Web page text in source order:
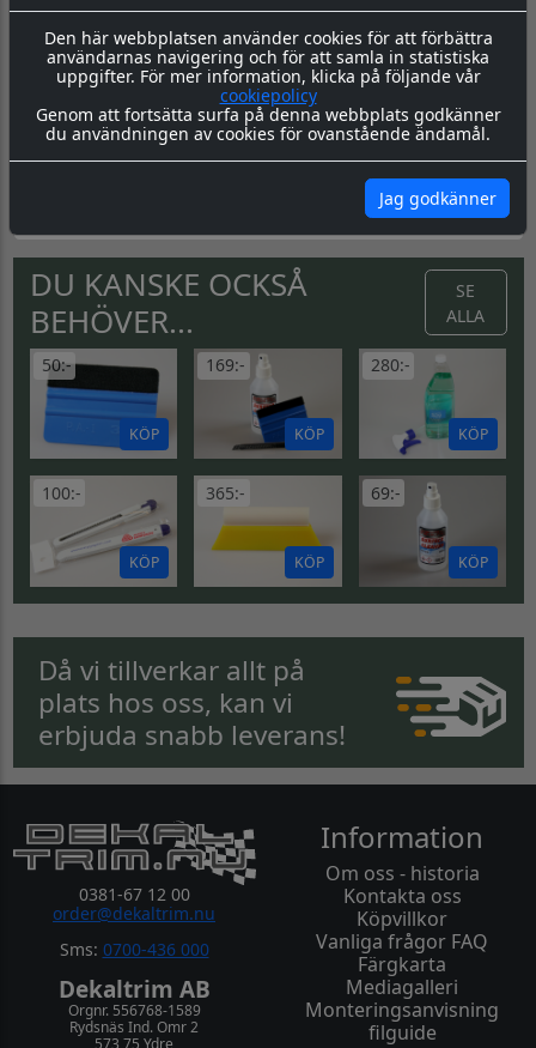
Den här webbplatsen använder cookies för att förbättra
användarnas navigering och för att samla in statistiska
uppgifter. För mer information, klicka på följande vår
cookiepolicy
Genom att fortsätta surfa på denna webbplats godkänner
du användningen av cookies för ovanstående ändamål.
Jag godkänner
Dessa skämtdekaler finns i tre varianter:
Liten70x30mm
Stor700x300mm
Datorskuren:700x300mmutanbakgrund, utskuren i vit
blank folie.
Läs igenom våra instrukioner före
DU KANSKE OCKSÅ
BEHÖVER...
SE
ALLA
50:-
KÖP
169:-
KÖP
280:-
KÖP
100:-
KÖP
365:-
KÖP
69:-
KÖP
Då vi tillverkar allt på
plats hos oss, kan vi
erbjuda snabb leverans!
0381-67 12 00
order@dekaltrim.nu
Sms: 0700-436 000
Dekaltrim AB
Orgnr. 556768-1589
Rydsnäs Ind. Omr 2
573 75 Ydre
Information
Om oss - historia
Kontakta oss
Köpvillkor
Vanliga frågor FAQ
Färgkarta
Mediagalleri
Monteringsanvisning
filguide